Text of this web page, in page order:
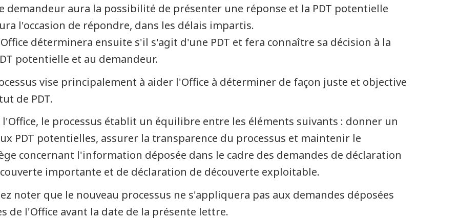
demandeur aura la possibilité de présenter une réponse et la PDT potentielle
l'occasion de répondre, dans les délais impartis.
déterminera ensuite s'il s'agit d'une PDT et fera connaître sa décision à la
potentielle et au demandeur.
vise principalement à aider l'Office à déterminer de façon juste et objective
de PDT.
l'Office, le processus établit un équilibre entre les éléments suivants : donner un
PDT potentielles, assurer la transparence du processus et maintenir le
concernant l'information déposée dans le cadre des demandes de déclaration
importante et de déclaration de découverte exploitable.
noter que le nouveau processus ne s'appliquera pas aux demandes déposées
de l'Office avant la date de la présente lettre.